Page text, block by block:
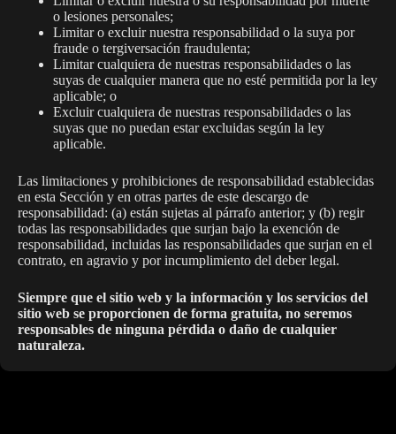
o lesiones personales;
Limitar o excluir nuestra responsabilidad o la suya por
fraude o tergiversación fraudulenta;
Limitar cualquiera de nuestras responsabilidades o las
suyas de cualquier manera que no esté permitida por la ley
aplicable; o
Excluir cualquiera de nuestras responsabilidades o las
suyas que no puedan estar excluidas según la ley
aplicable.
Las limitaciones y prohibiciones de responsabilidad establecidas
en esta Sección y en otras partes de este descargo de
responsabilidad: (a) están sujetas al párrafo anterior; y (b) regir
todas las responsabilidades que surjan bajo la exención de
responsabilidad, incluidas las responsabilidades que surjan en el
contrato, en agravio y por incumplimiento del deber legal.
Siempre que el sitio web y la información y los servicios del
sitio web se proporcionen de forma gratuita, no seremos
responsables de ninguna pérdida o daño de cualquier
naturaleza.